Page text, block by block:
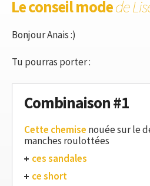
Le conseil modede
Bonjour Anais :)
Tu pourras porter :
Combinaison #1
Cette chemise nouée sur le
manches roulottées
ces sandales
ce short